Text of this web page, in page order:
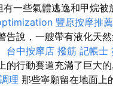
一些氣體逃逸和甲烷
豐原按摩推薦
說，一艘帶有液化天
台中按摩店 撥筋 記帳士
行動賽道充滿了巨大的
理 那些寧願留在地面上